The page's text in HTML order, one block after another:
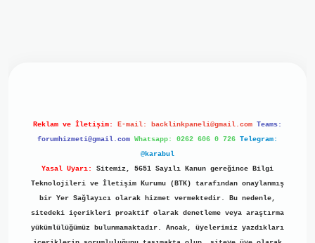
Reklam ve İletişim: E-mail: backlinkpaneli@gmail.com Teams:
forumhizmeti@gmail.com Whatsapp: 0262 606 0 726 Telegram:
@karabul
Yasal Uyarı:
Sitemiz, 5651 Sayılı Kanun gereğince Bilgi
Teknolojileri ve İletişim Kurumu (BTK) tarafından onaylanmış
bir Yer Sağlayıcı olarak hizmet vermektedir. Bu nedenle,
sitedeki içerikleri proaktif olarak denetleme veya araştırma
yükümlülüğümüz bulunmamaktadır. Ancak, üyelerimiz yazdıkları